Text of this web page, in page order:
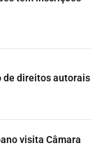
de direitos autorais
visita Câmara